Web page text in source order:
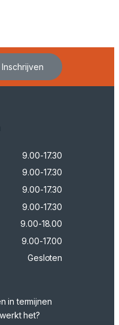
Inschrijven
9.00-17.30
9.00-17.30
9.00-17.30
9.00-17.30
9.00-18.00
9.00-17.00
Gesloten